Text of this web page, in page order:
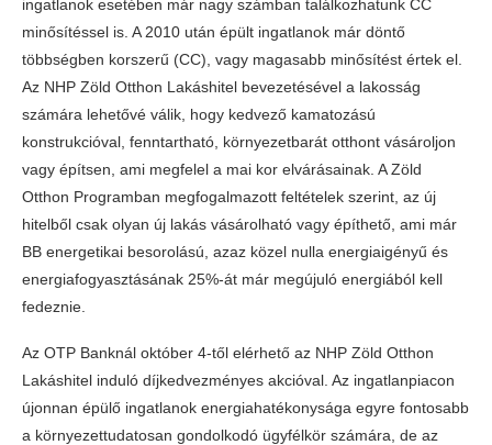
ingatlanok esetében már nagy számban találkozhatunk CC
minősítéssel is. A 2010 után épült ingatlanok már döntő
többségben korszerű (CC), vagy magasabb minősítést értek el.
Az NHP Zöld Otthon Lakáshitel bevezetésével a lakosság
számára lehetővé válik, hogy kedvező kamatozású
konstrukcióval, fenntartható, környezetbarát otthont vásároljon
vagy építsen, ami megfelel a mai kor elvárásainak. A Zöld
Otthon Programban megfogalmazott feltételek szerint, az új
hitelből csak olyan új lakás vásárolható vagy építhető, ami már
BB energetikai besorolású, azaz közel nulla energiaigényű és
energiafogyasztásának 25%-át már megújuló energiából kell
fedeznie.
Az OTP Banknál október 4-től elérhető az NHP Zöld Otthon
Lakáshitel induló díjkedvezményes akcióval. Az ingatlanpiacon
újonnan épülő ingatlanok energiahatékonysága egyre fontosabb
a környezettudatosan gondolkodó ügyfélkör számára, de az